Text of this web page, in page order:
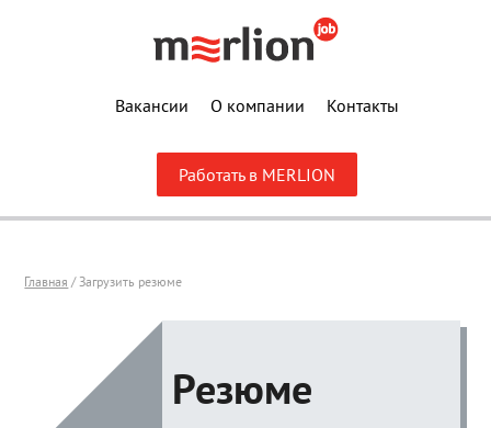
Вакансии О компании Контакты
Работать в MERLION
Главная / Загрузить резюме
Резюме